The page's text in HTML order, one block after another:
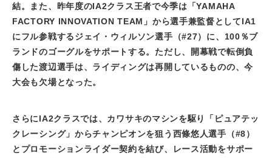
結。また、昨年度のIA2クラス王者で今季は「YAMAHA
FACTORY INNOVATION TEAM 」から選手兼監督としてIA1
にフル参戦するジェイ・ウィルソン選手（#27）に、 100％ブ
ランドのゴーグルをサポートする。ただし、開幕戦で転倒負
傷した渡辺選手は、ライディングは再開しているものの、今
大会も欠場となった。
さらにIA2クラスでは、カワサキのマシンを駆り「ピュアテッ
クレーシング」からチャンピオンを狙う西條悠人選手（#8）
とプロモーションライダー契約を結び、レース活動をサポー